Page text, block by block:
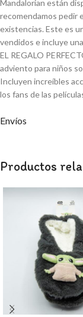
Mandalorian están
recomendamos pedir
existencias. Este es
vendidos e incluye
EL REGALO
adviento para niños
Incluyen increíbles
los fans de las
Envíos
Productos